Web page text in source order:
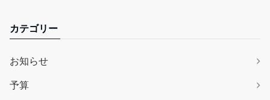
カテゴリー
お知らせ
予算